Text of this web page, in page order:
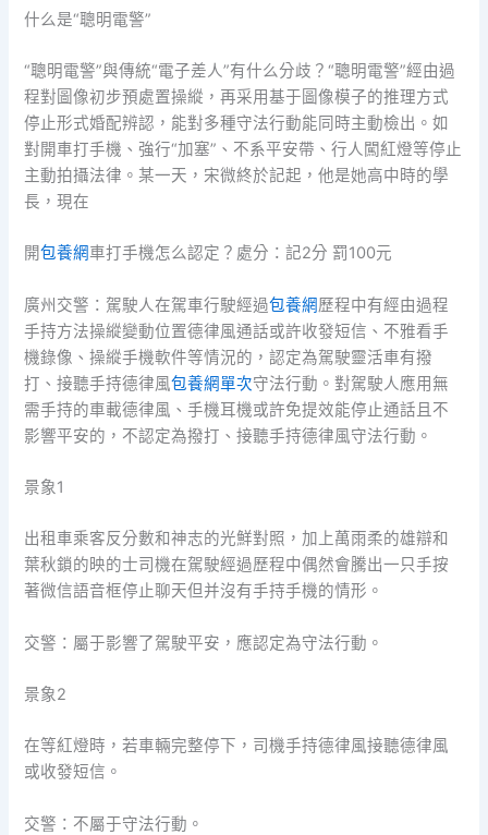
什么是“聰明電警”
“聰明電警”與傳統“電子差人”有什么分歧？“聰明電警”經由過
程對圖像初步預處置操縱，再采用基于圖像模子的推理方式
停止形式婚配辨認，能對多種守法行動能同時主動檢出。如
對開車打手機、強行“加塞”、不系平安帶、行人闖紅燈等停止
主動拍攝法律。某一天，宋微終於記起，他是她高中時的學
長，現在
開包養網車打手機怎么認定？處分：記2分 罰100元
廣州交警：駕駛人在駕車行駛經過包養網歷程中有經由過程
手持方法操縱變動位置德律風通話或許收發短信、不雅看手
機錄像、操縱手機軟件等情況的，認定為駕駛靈活車有撥
打、接聽手持德律風包養網單次守法行動。對駕駛人應用無
需手持的車載德律風、手機耳機或許免提效能停止通話且不
影響平安的，不認定為撥打、接聽手持德律風守法行動。
景象1
出租車乘客反分數和神志的光鮮對照，加上萬雨柔的雄辯和
葉秋鎖的映的士司機在駕駛經過歷程中偶然會騰出一只手按
著微信語音框停止聊天但并沒有手持手機的情形。
交警：屬于影響了駕駛平安，應認定為守法行動。
景象2
在等紅燈時，若車輛完整停下，司機手持德律風接聽德律風
或收發短信。
交警：不屬于守法行動。